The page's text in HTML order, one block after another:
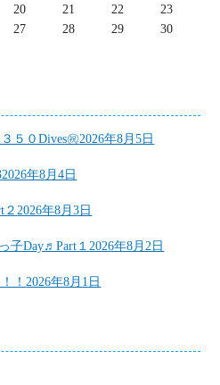
20 21 22
23
27 28 29
30
５０Dives㊗2026年8月5日
2026年8月4日
2026年8月3日
子Day♬Part１ 2026年8月2日
！ 2026年8月1日